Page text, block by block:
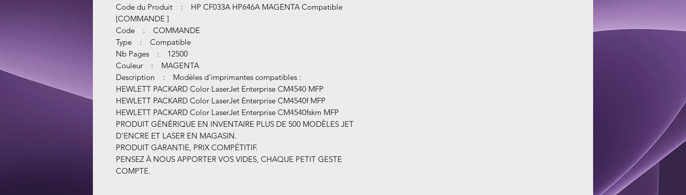
Code du Produit : HP CF033A HP646A MAGENTA Compatible
[COMMANDE ]
Code : COMMANDE
Type : Compatible
Nb Pages : 12500
Couleur : MAGENTA
Description : Modèles d'imprimantes compatibles :
HEWLETT PACKARD Color LaserJet Enterprise CM4540 MFP
HEWLETT PACKARD Color LaserJet Enterprise CM4540f MFP
HEWLETT PACKARD Color LaserJet Enterprise CM4540fskm MFP
PRODUIT GÉNÉRIQUE EN INVENTAIRE PLUS DE 500 MODÈLES JET
D'ENCRE ET LASER EN MAGASIN.
PRODUIT GARANTIE, PRIX COMPÉTITIF.
PENSEZ À NOUS APPORTER VOS VIDES, CHAQUE PETIT GESTE
COMPTE. ​​